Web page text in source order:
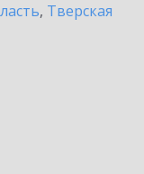
, Тверская